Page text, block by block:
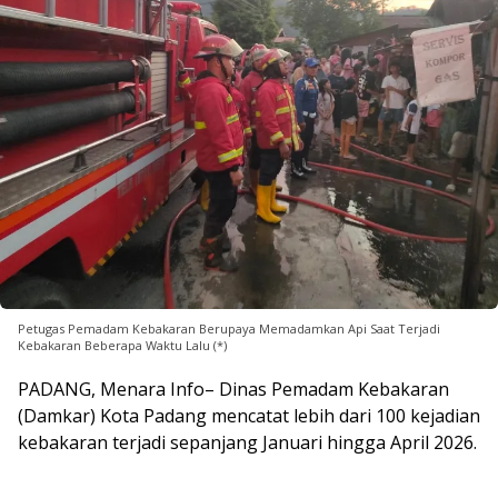
Petugas Pemadam Kebakaran Berupaya Memadamkan Api Saat Terjadi
Kebakaran Beberapa Waktu Lalu (*)
PADANG, Menara Info– Dinas Pemadam Kebakaran
(Damkar) Kota Padang mencatat lebih dari 100 kejadian
kebakaran terjadi sepanjang Januari hingga April 2026.